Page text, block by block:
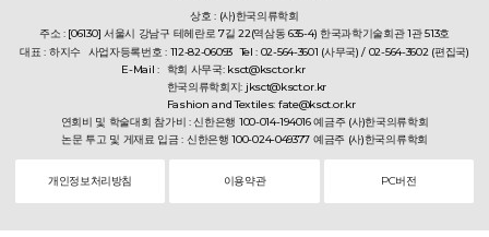
상호 : (사)한국의류학회
주소 : [06130] 서울시 강남구 테헤란로 7길 22(역삼동 635-4) 한국과학기술회관 1관 513호
대표 : 하지수 사업자등록번호 : 112-82-06093 Tel : 02-564-3601 (사무국) / 02-564-3602 (편집국)
E-Mail : 학회 사무국: ksct@ksct.or.kr
한국의류학회지: jksct@ksct.or.kr
Fashion and Textiles: fate@ksct.or.kr
연회비 및 학술대회 참가비 : 신한은행 100-014-194016 예금주 (사)한국의류학회
논문 투고 및 게재료 입금 : 신한은행 100-024-049377 예금주 (사)한국의류학회
개인정보처리방침 이용약관 PC버전